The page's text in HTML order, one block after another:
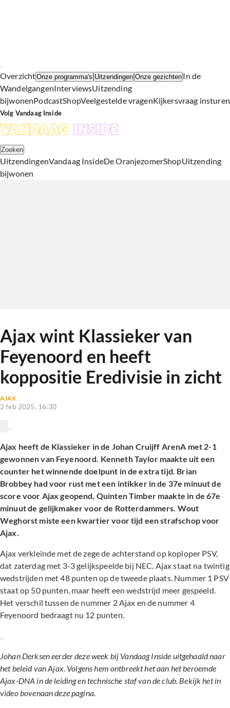
OverzichtOnze programma's Uitzendingen Onze gezichten In de
WandelgangenInterviewsUitzending
bijwonenPodcastShopVeelgestelde vragenKijkersvraag insturen
Volg Vandaag Inside
Zoeken
UitzendingenVandaag InsideDe OranjezomerShopUitzending
bijwonen
Ajax wint Klassieker van
Feyenoord en heeft
koppositie Eredivisie in zicht
AJAX
2 feb 2025, 16:30
Ajax heeft de Klassieker in de Johan Cruijff ArenA met 2-1
gewonnen van Feyenoord. Kenneth Taylor maakte uit een
counter het winnende doelpunt in de extra tijd. Brian
Brobbey had voor rust met een intikker in de 37e minuut de
score voor Ajax geopend, Quinten Timber maakte in de 67e
minuut de gelijkmaker voor de Rotterdammers. Wout
Weghorst miste een kwartier voor tijd een strafschop voor
Ajax.
Ajax verkleinde met de zege de achterstand op koploper PSV,
dat zaterdag met 3-3 gelijkspeelde bij NEC. Ajax staat na twintig
wedstrijden met 48 punten op de tweede plaats. Nummer 1 PSV
staat op 50 punten, maar heeft een wedstrijd meer gespeeld.
Het verschil tussen de nummer 2 Ajax en de nummer 4
Feyenoord bedraagt nu 12 punten.
Johan Derksen eerder deze week bij Vandaag Inside uitgehaald naar
het beleid van Ajax. Volgens hem ontbreekt het aan het beroemde
Ajax-DNA in de leiding en technische staf van de club. Bekijk het in
video bovenaan deze pagina.